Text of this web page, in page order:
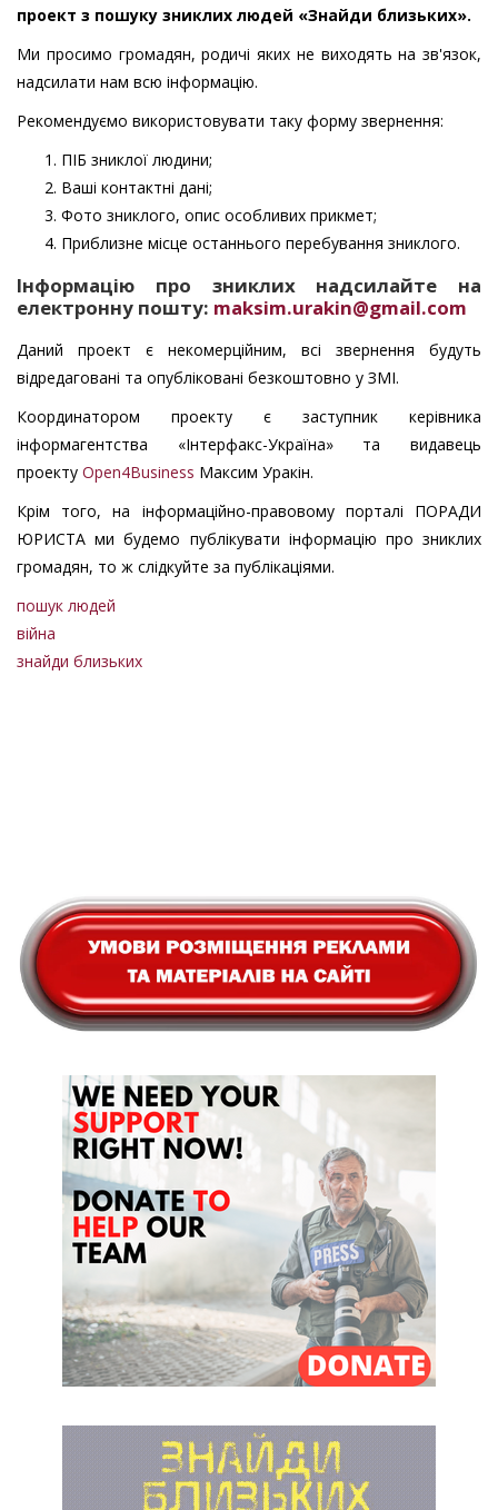
проект з пошуку зниклих людей «Знайди близьких».
Ми просимо громадян, родичі яких не виходять на зв'язок,
надсилати нам всю інформацію.
Рекомендуємо використовувати таку форму звернення:
ПІБ зниклої людини;
Ваші контактні дані;
Фото зниклого, опис особливих прикмет;
Приблизне місце останнього перебування зниклого.
Інформацію про зниклих надсилайте на
електронну пошту: maksim.urakin@gmail.com
Даний проект є некомерційним, всі звернення будуть
відредаговані та опубліковані безкоштовно у ЗМІ.
Координатором проекту є заступник керівника
інформагентства «Інтерфакс-Україна» та видавець
проекту Open4Business Максим Уракін.
Крім того, на інформаційно-правовому порталі ПОРАДИ
ЮРИСТА ми будемо публікувати інформацію про зниклих
громадян, то ж слідкуйте за публікаціями.
пошук людей
війна
знайди близьких